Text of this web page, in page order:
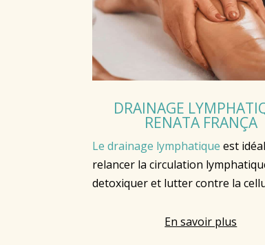
DRAINAGE
RENATA FRANÇA
Le drainage lymphatique est
relancer la circulation
detoxiquer et lutter contre la
En savoir plus